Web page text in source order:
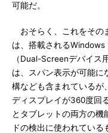
可能だ。
おそらく、これをその
は、搭載されるWindows
（Dual-Screenデバイス
は、スパン表示が可能に
構なども含まれているが
ディスプレイが360度回
とタブレットの両方の機
ドの検出に使われている